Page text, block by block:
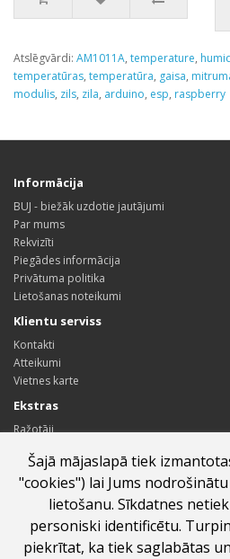
Atslēgvārdi: AM1011A, temperature,
temperatūras, temperatūra, gaisa,
modulis, zils, zila, arduino, esp, raspberry
Šajā mājaslapā tiek
"cookies") lai Jums
lietošanu. Sīkdatnes
personiski identificētu.
piekrītat, ka tiek saglabātas
Informācija
BUJ - biežāk uzdotie jautājumi
Par mums
Rekvizīti
Piegādes informācija
Privātuma politika
Lietošanas noteikumi
Klientu serviss
Kontakti
Atteikumi
Vietnes karte
Ekstras
Ražotāji
Sadarbības partneru programma
Īpašie piedāvājumi
Profils
Profils
Pasūtījumu vēsture